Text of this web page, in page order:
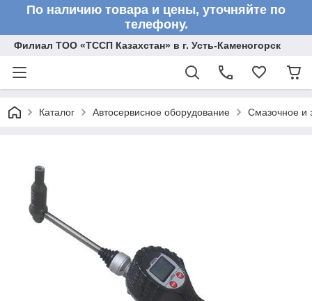
По наличию товара и цены, уточняйте по
телефону.
Филиал ТОО «ТССП Казахстан» в г. Усть-Каменогорск
Каталог Автосервисное оборудование Смазочное и